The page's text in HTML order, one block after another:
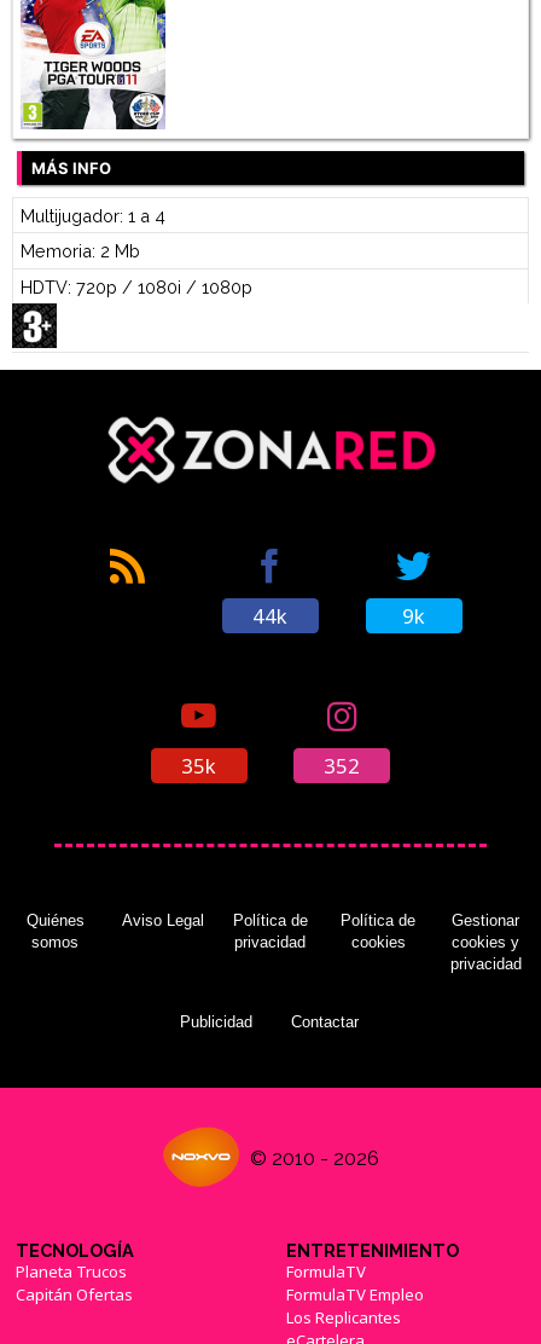
MÁS INFO
Multijugador: 1 a 4
Memoria: 2 Mb
HDTV: 720p / 1080i / 1080p
44k 9k
35k 352
Quiénes
somos
Aviso Legal
Política de
privacidad
Política de
cookies
Gestionar
cookies y
privacidad
Publicidad Contactar
© 2010 - 2026
TECNOLOGÍA
Planeta Trucos
Capitán Ofertas
ENTRETENIMIENTO
FormulaTV
FormulaTV Empleo
Los Replicantes